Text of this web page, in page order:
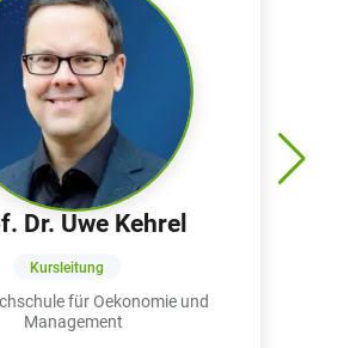
Dr. Uwe Kehrel
Kursleitung
für Oekonomie und
Management